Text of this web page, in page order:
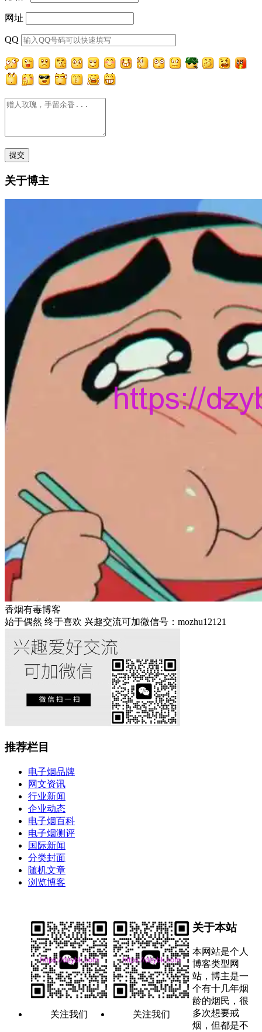
网址
QQ
关于博主
香烟有毒博客
始于偶然 终于喜欢 兴趣交流可加微信号：mozhu12121
推荐栏目
电子烟品牌
网文资讯
行业新闻
企业动态
电子烟百科
电子烟测评
国际新闻
分类封面
随机文章
浏览博客
关注我们 关注我们
关于本站
本网站是个人
博客类型网
站，博主是一
个有十几年烟
龄的烟民，很
多次想要戒
烟，但都是不